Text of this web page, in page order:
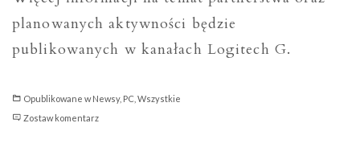
planowanych aktywności będzie
publikowanych w kanałach Logitech G.
Opublikowane wNewsy, PC Wszystkie
Zostaw komentarzLogitech